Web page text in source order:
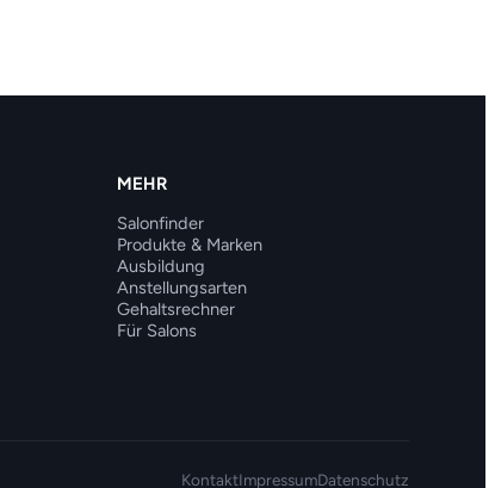
MEHR
Salonfinder
Produkte & Marken
Ausbildung
Anstellungsarten
Gehaltsrechner
Für Salons
KontaktImpressumDatenschutz